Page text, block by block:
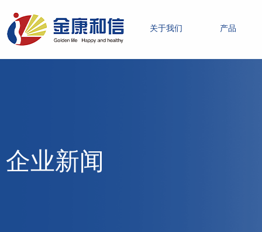
关于我们 产品
企业新闻